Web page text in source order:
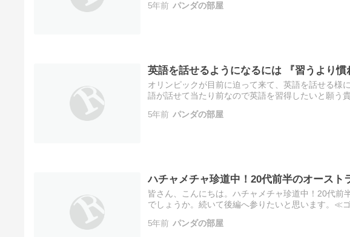
5年前 パンダの部屋
英語を話せるようになるには 『習うより慣
オリンピックが目前に迫って来て、英語を話せる様
語が話せて当たり前なので英語を習得したいと願う
文…
5年前 パンダの部屋
ハチャメチャ珍道中！20代前半のオース
皆さん、こんにちは。ハチャメチャ珍道中！20代前
でしょうか。続いて後編へ参りたいと思います。≪
リ…
5年前 パンダの部屋